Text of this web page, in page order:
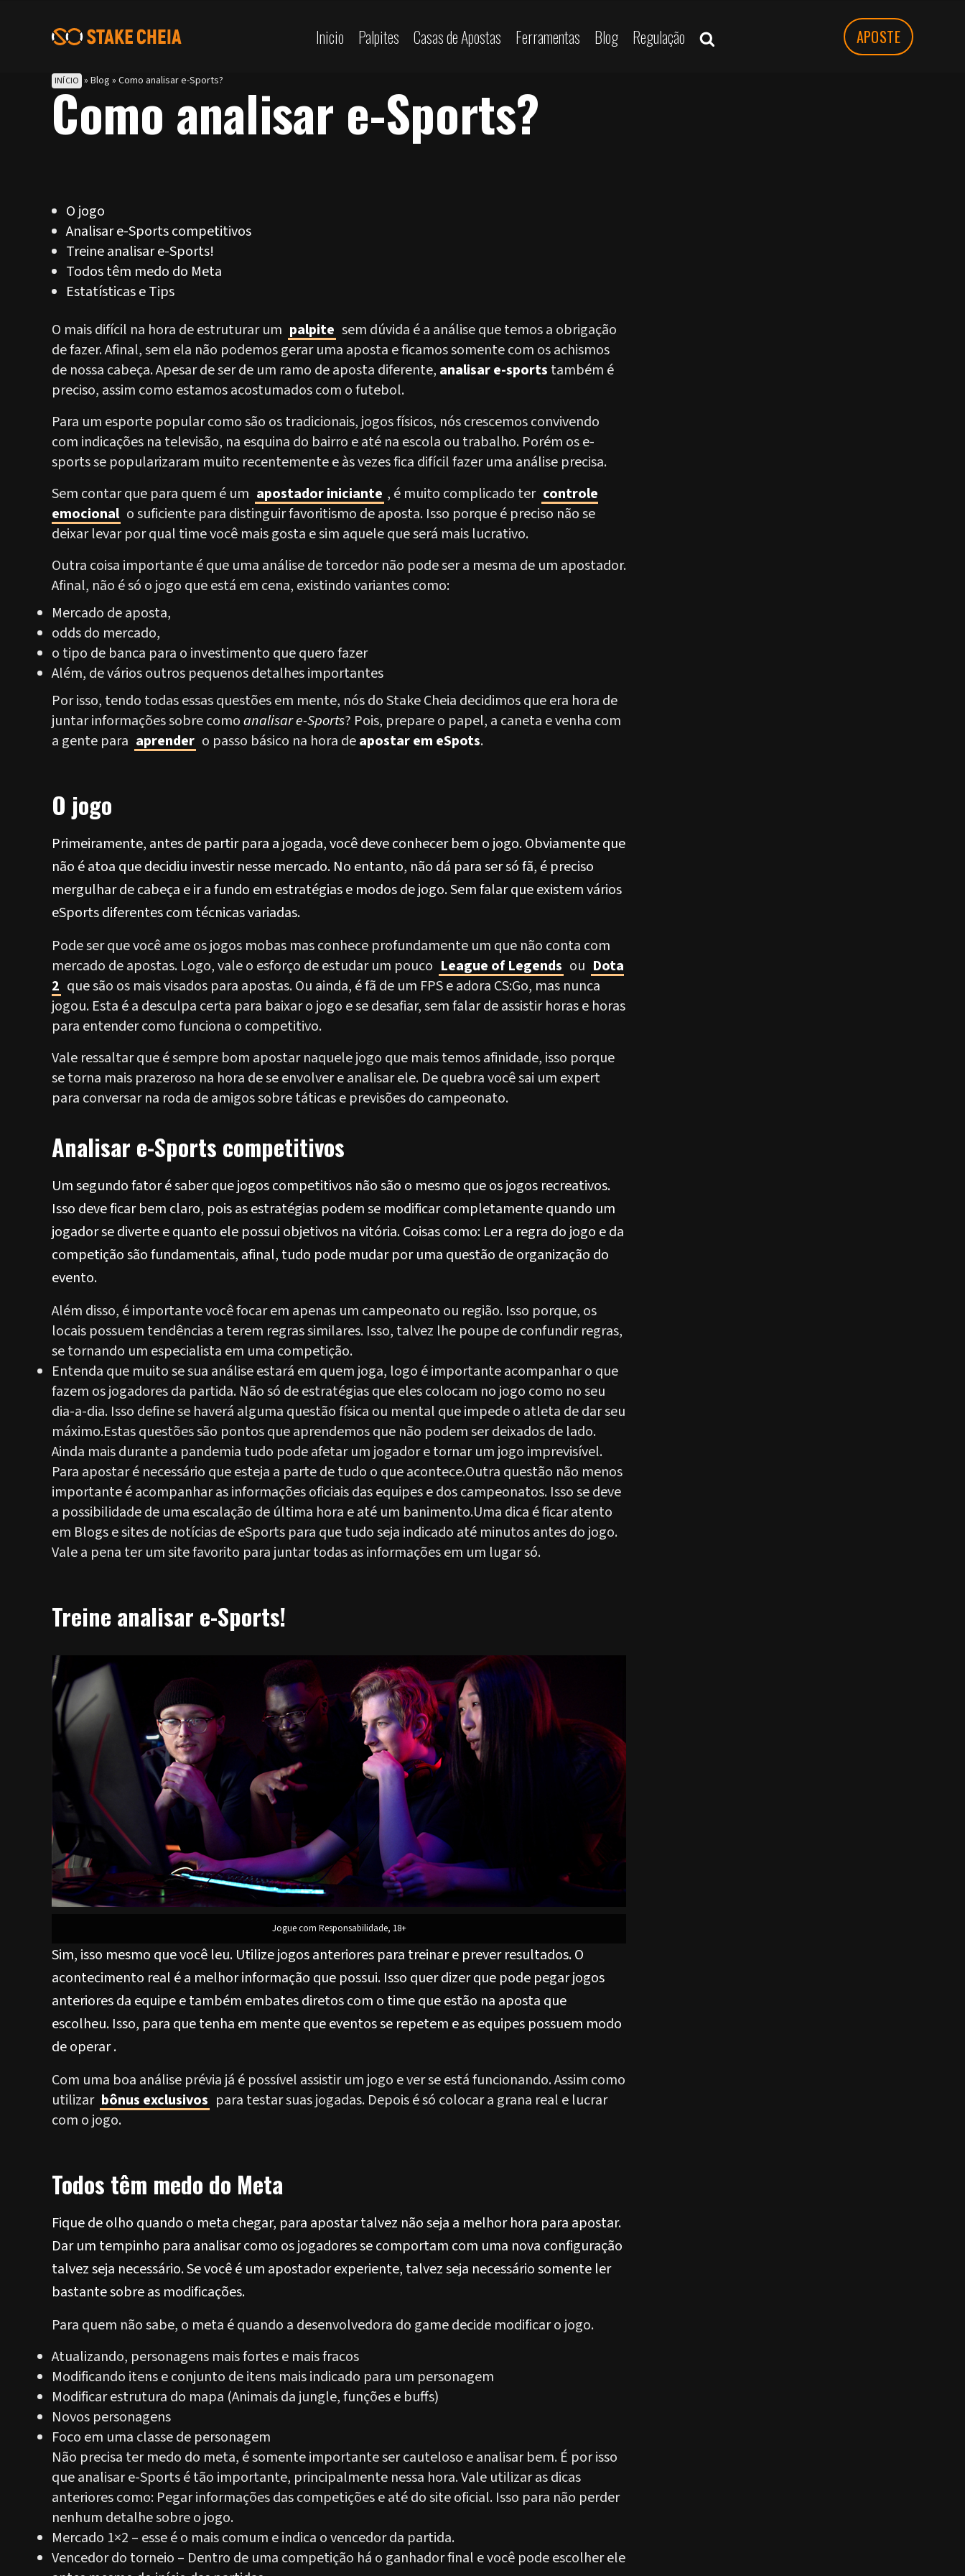
APOSTE
Inicio Palpites Casas de Apostas Ferramentas Blog Regulação
INÍCIO »Blog »Como analisar e-Sports?
Como analisar e-Sports?
O jogo
Analisar e-Sports competitivos
Treine analisar e-Sports!
Todos têm medo do Meta
Estatísticas e Tips
O mais difícil na hora de estruturar um palpite sem dúvida é a análise que temos a obrigação
de fazer. Afinal, sem ela não podemos gerar uma aposta e ficamos somente com os achismos
de nossa cabeça. Apesar de ser de um ramo de aposta diferente, analisar e-sports também é
preciso, assim como estamos acostumados com o futebol.
Para um esporte popular como são os tradicionais, jogos físicos, nós crescemos convivendo
com indicações na televisão, na esquina do bairro e até na escola ou trabalho. Porém os e-
sports se popularizaram muito recentemente e às vezes fica difícil fazer uma análise precisa.
Sem contar que para quem é um apostador iniciante , é muito complicado ter controle
emocional o suficiente para distinguir favoritismo de aposta. Isso porque é preciso não se
deixar levar por qual time você mais gosta e sim aquele que será mais lucrativo.
Outra coisa importante é que uma análise de torcedor não pode ser a mesma de um apostador.
Afinal, não é só o jogo que está em cena, existindo variantes como:
Mercado de aposta,
odds do mercado,
o tipo de banca para o investimento que quero fazer
Além, de vários outros pequenos detalhes importantes
Por isso, tendo todas essas questões em mente, nós do Stake Cheia decidimos que era hora de
juntar informações sobre comoanalisar e-Sports? Pois, prepare o papel, a caneta e venha com
a gente para aprender o passo básico na hora deapostar em eSpots.
O jogo
Primeiramente, antes de partir para a jogada, você deve conhecer bem o jogo. Obviamente que
não é atoa que decidiu investir nesse mercado. No entanto, não dá para ser só fã, é preciso
mergulhar de cabeça e ir a fundo em estratégias e modos de jogo. Sem falar que existem vários
eSportsdiferentes com técnicas variadas.
Pode ser que você ame os jogos mobas mas conhece profundamente um que não conta com
mercado de apostas. Logo, vale o esforço de estudar um pouco League of Legends ou Dota
2 que são os mais visados para apostas. Ou ainda, é fã de um FPS e adora CS:Go, mas nunca
jogou. Esta é a desculpa certa para baixar o jogo e se desafiar, sem falar de assistir horas e horas
para entender como funciona o competitivo.
Vale ressaltar que é sempre bom apostar naquele jogo que mais temos afinidade, isso porque
se torna mais prazeroso na hora de se envolver e analisar ele. De quebra você sai um expert
para conversar na roda de amigos sobre táticas e previsões do campeonato.
Analisar e-Sports competitivos
Um segundo fator é saber que jogos competitivos não são o mesmo que os jogos recreativos.
Isso deve ficar bem claro, pois as estratégias podem se modificar completamente quando um
jogador se diverte e quanto ele possui objetivos na vitória. Coisas como: Ler a regra do jogo e da
competição são fundamentais, afinal, tudo pode mudar por uma questão de organização do
evento.
Além disso, é importante você focar em apenas um campeonato ou região. Isso porque, os
locais possuem tendências a terem regras similares. Isso, talvez lhe poupe de confundir regras,
se tornando um especialista em uma competição.
Entenda que muito se sua análise estará em quem joga, logo é importante acompanhar o que
fazem os jogadores da partida. Não só de estratégias que eles colocam no jogo como no seu
dia-a-dia. Isso define se haverá alguma questão física ou mental que impede o atleta de dar seu
máximo.Estas questões são pontos que aprendemos que não podem ser deixados de lado.
Ainda mais durante a pandemia tudo pode afetar um jogador e tornar um jogo imprevisível.
Para apostar é necessário que esteja a parte de tudo o que acontece.Outra questão não menos
importante é acompanhar as informações oficiais das equipes e dos campeonatos. Isso se deve
a possibilidade de uma escalação de última hora e até um banimento.Uma dica é ficar atento
em Blogs e sites de notícias de eSports para que tudo seja indicado até minutos antes do jogo.
Vale a pena ter um site favorito para juntar todas as informações em um lugar só.
Treine analisar e-Sports!
Jogue com Responsabilidade, 18+
Sim, isso mesmo que você leu. Utilize jogos anteriores para treinar e prever resultados. O
acontecimento real é a melhor informação que possui. Isso quer dizer que pode pegar jogos
anteriores da equipe e também embates diretos com o time que estão na aposta que
escolheu. Isso, para que tenha em mente que eventos se repetem e as equipes possuem modo
de operar .
Com uma boa análise prévia já é possível assistir um jogo e ver se está funcionando. Assim como
utilizar bônus exclusivos para testar suas jogadas. Depois é só colocar a grana real e lucrar
com o jogo.
Todos têm medo do Meta
Fique de olho quando o meta chegar, para apostar talvez não seja a melhor hora para apostar.
Dar um tempinho para analisar como os jogadores se comportam com uma nova configuração
talvez seja necessário. Se você é um apostador experiente, talvez seja necessário somente ler
bastante sobre as modificações.
Para quem não sabe, o meta é quando a desenvolvedora do game decide modificar o jogo.
Atualizando, personagens mais fortes e mais fracos
Modificando itens e conjunto de itens mais indicado para um personagem
Modificar estrutura do mapa (Animais da jungle, funções e buffs)
Novos personagens
Foco em uma classe de personagem
Não precisa ter medo do meta, é somente importante ser cauteloso e analisar bem. É por isso
que analisar e-Sports é tão importante, principalmente nessa hora. Vale utilizar as dicas
anteriores como: Pegar informações das competições e até do site oficial. Isso para não perder
nenhum detalhe sobre o jogo.
Mercado 1×2 – esse é o mais comum e indica o vencedor da partida.
Vencedor do torneio – Dentro de uma competição há o ganhador final e você pode escolher ele